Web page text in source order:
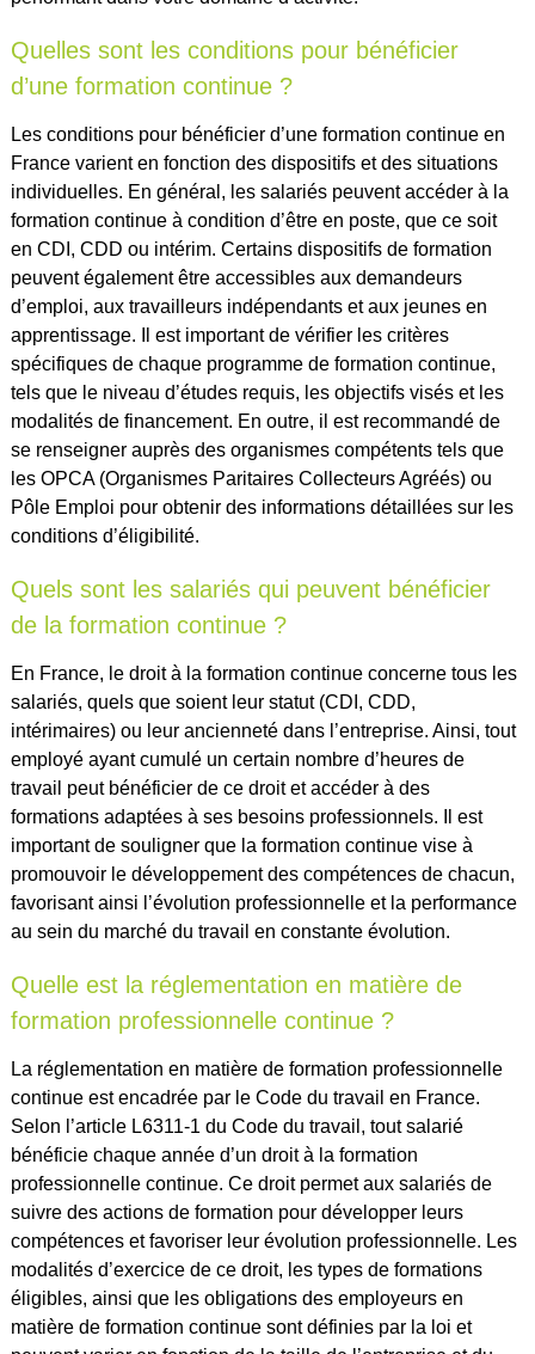
Quelles sont les conditions pour bénéficier
d’une formation continue ?
Les conditions pour bénéficier d’une formation continue en
France varient en fonction des dispositifs et des situations
individuelles. En général, les salariés peuvent accéder à la
formation continue à condition d’être en poste, que ce soit
en CDI, CDD ou intérim. Certains dispositifs de formation
peuvent également être accessibles aux demandeurs
d’emploi, aux travailleurs indépendants et aux jeunes en
apprentissage. Il est important de vérifier les critères
spécifiques de chaque programme de formation continue,
tels que le niveau d’études requis, les objectifs visés et les
modalités de financement. En outre, il est recommandé de
se renseigner auprès des organismes compétents tels que
les OPCA (Organismes Paritaires Collecteurs Agréés) ou
Pôle Emploi pour obtenir des informations détaillées sur les
conditions d’éligibilité.
Quels sont les salariés qui peuvent bénéficier
de la formation continue ?
En France, le droit à la formation continue concerne tous les
salariés, quels que soient leur statut (CDI, CDD,
intérimaires) ou leur ancienneté dans l’entreprise. Ainsi, tout
employé ayant cumulé un certain nombre d’heures de
travail peut bénéficier de ce droit et accéder à des
formations adaptées à ses besoins professionnels. Il est
important de souligner que la formation continue vise à
promouvoir le développement des compétences de chacun,
favorisant ainsi l’évolution professionnelle et la performance
au sein du marché du travail en constante évolution.
Quelle est la réglementation en matière de
formation professionnelle continue ?
La réglementation en matière de formation professionnelle
continue est encadrée par le Code du travail en France.
Selon l’article L6311-1 du Code du travail, tout salarié
bénéficie chaque année d’un droit à la formation
professionnelle continue. Ce droit permet aux salariés de
suivre des actions de formation pour développer leurs
compétences et favoriser leur évolution professionnelle. Les
modalités d’exercice de ce droit, les types de formations
éligibles, ainsi que les obligations des employeurs en
matière de formation continue sont définies par la loi et